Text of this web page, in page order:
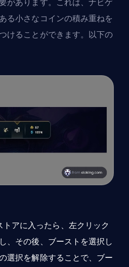
る小さなコインの積み重ねを
けることができます。以下の
アに入ったら、左クリック
、その後、ブーストを選択し
選択を解除することで、ブー